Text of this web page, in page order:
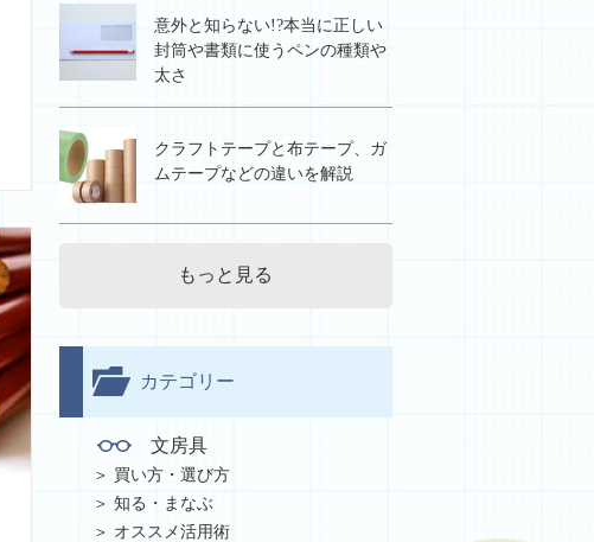
意外と知らない!?本当に正しい
封筒や書類に使うペンの種類や
太さ
クラフトテープと布テープ、ガ
ムテープなどの違いを解説
もっと見る
カテゴリー
文房具
買い方・選び方
知る・まなぶ
オススメ活用術